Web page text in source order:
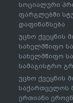
სოციალური
ფარგლებში
დაფინანსება
უცხო ქვეყნის
სახელმწიფო
სახელმწიფო
სამაგისტრო
უცხო ქვეყნის
საქართველოს
ერთიანი